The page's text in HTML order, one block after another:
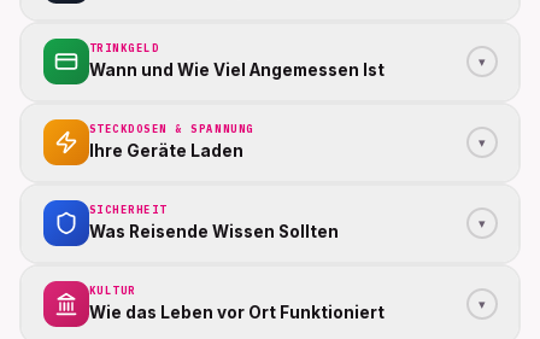
TRINKGELD
Wann und Wie Viel Angemessen Ist ▾
STECKDOSEN & SPANNUNG
Ihre Geräte Laden ▾
SICHERHEIT
Was Reisende Wissen Sollten ▾
KULTUR
Wie das Leben vor Ort Funktioniert ▾